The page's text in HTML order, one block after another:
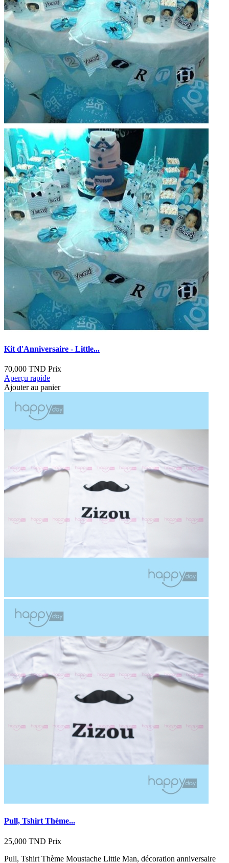
Kit d'Anniversaire - Little...
70,000 TND Prix
Aperçu rapide
Ajouter au panier
Pull, Tshirt Thème...
25,000 TND Prix
Pull, Tshirt Thème Moustache Little Man, décoration anniversaire